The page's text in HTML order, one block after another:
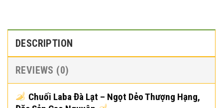
DESCRIPTION
REVIEWS (0)
Chuối Laba Đà Lạt – Ngọt Dẻo Thượng Hạng,